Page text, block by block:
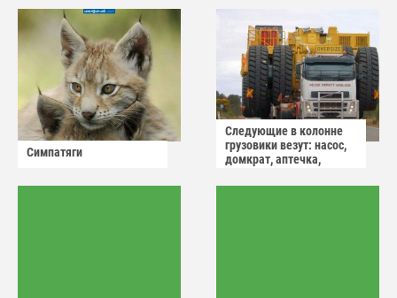
Симпатяги
Следующие в колонне
грузовики везут: насос,
домкрат, аптечка,